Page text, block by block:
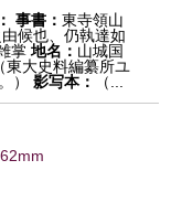
事書：東寺領山
候也、仍執達如
掌 地名： 山城国
（東大史料編纂所ユ
）
影写本： （...